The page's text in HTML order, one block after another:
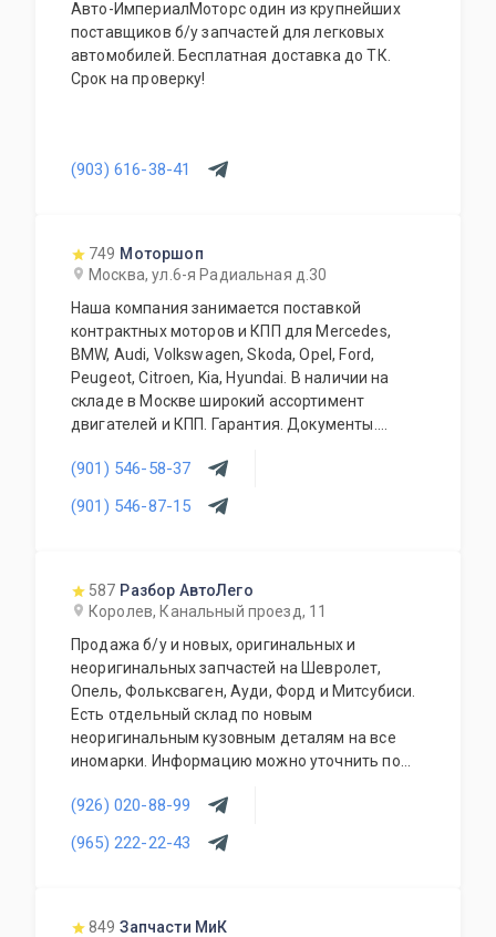
Авто-ИмпериалМоторс один из крупнейших
поставщиков б/у запчастей для легковых
автомобилей. Бесплатная доставка до ТК.
Срок на проверку!
(903) 616-38-41
749 Моторшоп
Москва, ул.6-я Радиальная д.30
Наша компания занимается поставкой
контрактных моторов и КПП для Mercedes,
BMW, Audi, Volkswagen, Skoda, Opel, Ford,
Peugeot, Citroen, Kia, Hyundai. В наличии на
складе в Москве широкий ассортимент
двигателей и КПП. Гарантия. Документы.
регионами. Контрактные запчасти (кузовные
элементы, трансмиссия, ходовая часть,
тормозная система, электрика, оптика,
(901) 546-58-37
(901) 546-87-15
587 Разбор АвтоЛего
Королев, Канальный проезд, 11
Продажа б/у и новых, оригинальных и
неоригинальных запчастей на Шевролет,
Опель, Фольксваген, Ауди, Форд и Митсубиси.
Есть отдельный склад по новым
неоригинальным кузовным деталям на все
иномарки. Информацию можно уточнить по
области. Отправляем в регионы
транспортными компаниями.
(926) 020-88-99
(965) 222-22-43
849 Запчасти МиК